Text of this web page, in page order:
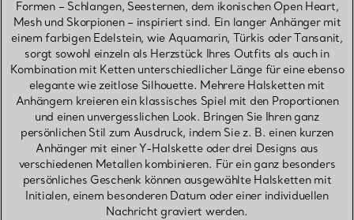
Formen – Schlangen, Seesternen, dem ikonischen Open Heart,
Mesh und Skorpionen – inspiriert sind. Ein langer Anhänger mit
einem farbigen Edelstein, wie Aquamarin, Türkis oder Tansanit,
sorgt sowohl einzeln als Herzstück Ihres Outfits als auch in
Kombination mit Ketten unterschiedlicher Länge für eine ebenso
elegante wie zeitlose Silhouette. Mehrere Halsketten mit
Anhängern kreieren ein klassisches Spiel mit den Proportionen
und einen unvergesslichen Look. Bringen Sie Ihren ganz
persönlichen Stil zum Ausdruck, indem Sie z. B. einen kurzen
Anhänger mit einer Y-Halskette oder drei Designs aus
verschiedenen Metallen kombinieren. Für ein ganz besonders
persönliches Geschenk können ausgewählte Halsketten mit
Initialen, einem besonderen Datum oder einer individuellen
Nachricht graviert werden.